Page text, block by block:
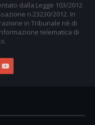
dalla Legge 103/2012
n.23230/2012. In
in Tribunale nè di
telematica di